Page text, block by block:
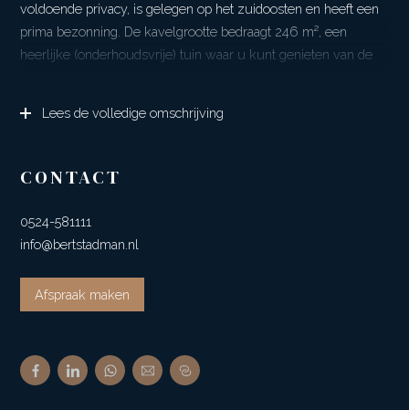
voldoende privacy, is gelegen op het zuidoosten en heeft een
prima bezonning. De kavelgrootte bedraagt 246 m², een
heerlijke (onderhoudsvrije) tuin waar u kunt genieten van de
tot het onderhoud. Daarnaast beschikt de woning over een
opbergen van tuingereedschap en tuinmeubilair.
Klenckerveld, met daarin o.a. mooie wandelroutes, die je
bijvoorbeeld langs de Havezathe leiden.
Het dorp Oosterhesselen heeft veel te bieden. zo beschikt het
dorp over basis- en voortgezet onderwijs, een recentelijk
op loopafstand bereikbaar!
Het dorp ligt midden in een prachtige omgeving, direct vanuit
Lees de volledige omschrijving
CONTACT
0524-581111
info@bertstadman.nl
Afspraak maken